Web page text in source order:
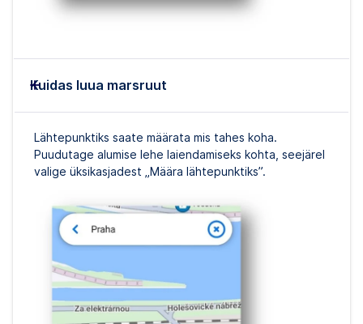
Kuidas luua marsruut
Lähtepunktiks saate määrata mis tahes koha.
Puudutage alumise lehe laiendamiseks kohta, seejärel
valige üksikasjadest „Määra lähtepunktiks”.